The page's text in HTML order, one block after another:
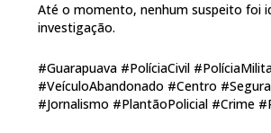
Até o momento, nenhum suspeito foi
investigação.
#Guarapuava #PolíciaCivil
#VeículoAbandonado #Centro
#Jornalismo #PlantãoPolicial #Crime